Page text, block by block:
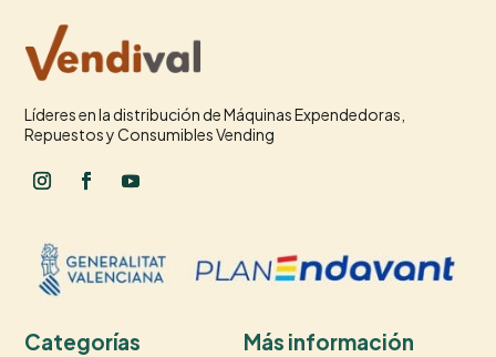
Líderes en la distribución de Máquinas Expendedoras,
Repuestos y Consumibles Vending
Categorías Más información